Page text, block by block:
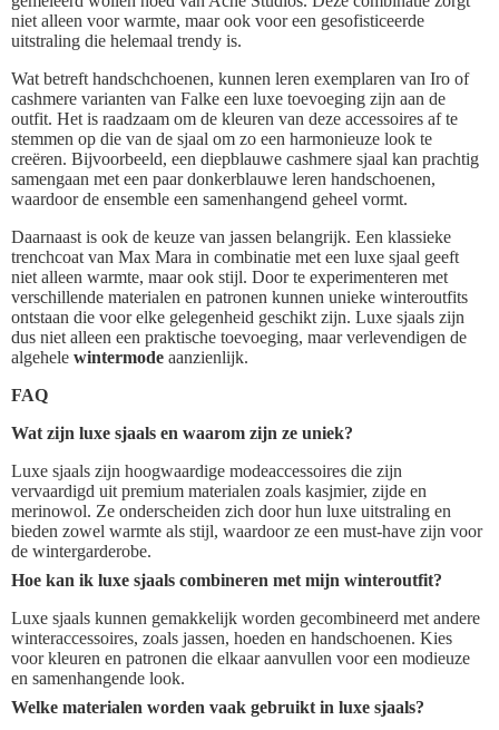
niet alleen voor warmte, maar ook voor een gesofisticeerde
uitstraling die helemaal trendy is.
Wat betreft handschchoenen, kunnen leren exemplaren van Iro of
cashmere varianten van Falke een luxe toevoeging zijn aan de
outfit. Het is raadzaam om de kleuren van deze accessoires af te
stemmen op die van de sjaal om zo een harmonieuze look te
creëren. Bijvoorbeeld, een diepblauwe cashmere sjaal kan prachtig
samengaan met een paar donkerblauwe leren handschoenen,
waardoor de ensemble een samenhangend geheel vormt.
Daarnaast is ook de keuze van jassen belangrijk. Een klassieke
trenchcoat van Max Mara in combinatie met een luxe sjaal geeft
niet alleen warmte, maar ook stijl. Door te experimenteren met
verschillende materialen en patronen kunnen unieke winteroutfits
ontstaan die voor elke gelegenheid geschikt zijn. Luxe sjaals zijn
dus niet alleen een praktische toevoeging, maar verlevendigen de
algehele wintermode aanzienlijk.
FAQ
Wat zijn luxe sjaals en waarom zijn ze uniek?
Luxe sjaals zijn hoogwaardige modeaccessoires die zijn
vervaardigd uit premium materialen zoals kasjmier, zijde en
merinowol. Ze onderscheiden zich door hun luxe uitstraling en
bieden zowel warmte als stijl, waardoor ze een must-have zijn voor
de wintergarderobe.
Hoe kan ik luxe sjaals combineren met mijn winteroutfit?
Luxe sjaals kunnen gemakkelijk worden gecombineerd met andere
winteraccessoires, zoals jassen, hoeden en handschoenen. Kies
voor kleuren en patronen die elkaar aanvullen voor een modieuze
en samenhangende look.
Welke materialen worden vaak gebruikt in luxe sjaals?